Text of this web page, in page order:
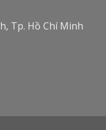
Tp. Hồ Chí Minh